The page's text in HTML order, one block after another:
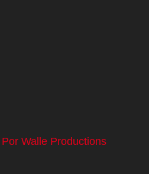
Walle Productions